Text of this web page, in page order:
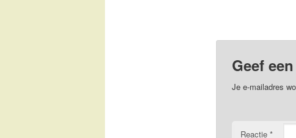
Geef
Je e-mailadres
Reactie *